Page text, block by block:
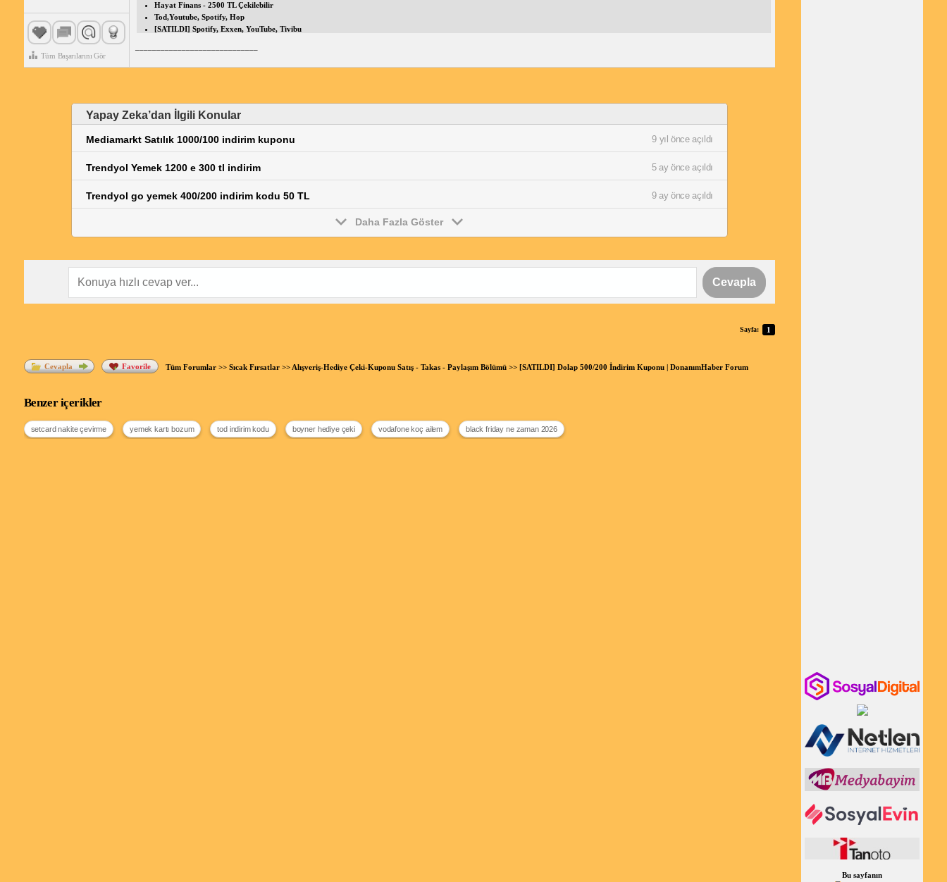
Tüm Başarılarını Gör
Hayat Finans - 2500 TL Çekilebilir
Tod,Youtube, Spotify, Hop
[SATILDI] Spotify, Exxen, YouTube, Tivibu
Yapay Zeka’dan İlgili Konular
Mediamarkt Satılık 1000/100 indirim kuponu 9 yıl önce açıldı
Trendyol Yemek 1200 e 300 tl indirim 5 ay önce açıldı
Trendyol go yemek 400/200 indirim kodu 50 TL 9 ay önce açıldı
Daha Fazla Göster
Cevapla
Sayfa: 1
Cevapla Favorile Tüm Forumlar>> Sıcak Fırsatlar>> Alışveriş-Hediye Çeki-Kuponu Satış - Takas - Paylaşım Bölümü>> [SATILDI] Dolap 500/200 İndirim Kuponu | DonanımHaber Forum
Benzer içerikler
setcard nakite çevirme yemek kartı bozum tod indirim kodu boyner hediye çeki vodafone koç ailem black friday ne zaman 2026
Bu sayfanın